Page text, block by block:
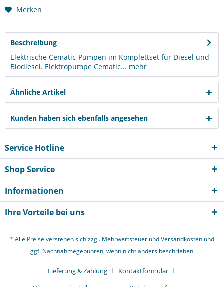
Merken
Beschreibung
Elektrische Cematic-Pumpen im Komplettset für Diesel und
Biodiesel. Elektropumpe Cematic... mehr
Ähnliche Artikel
Kunden haben sich ebenfalls angesehen
Service Hotline
Shop Service
Informationen
Ihre Vorteile bei uns
* Alle Preise verstehen sich zzgl. Mehrwertsteuer undVersandkostenund
ggf. Nachnahmegebühren, wenn nicht anders beschrieben
Lieferung & Zahlung
Kontaktformular